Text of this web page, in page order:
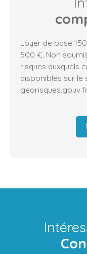
Loyer de base
500 €. Non
risques auxquels
disponibles sur le